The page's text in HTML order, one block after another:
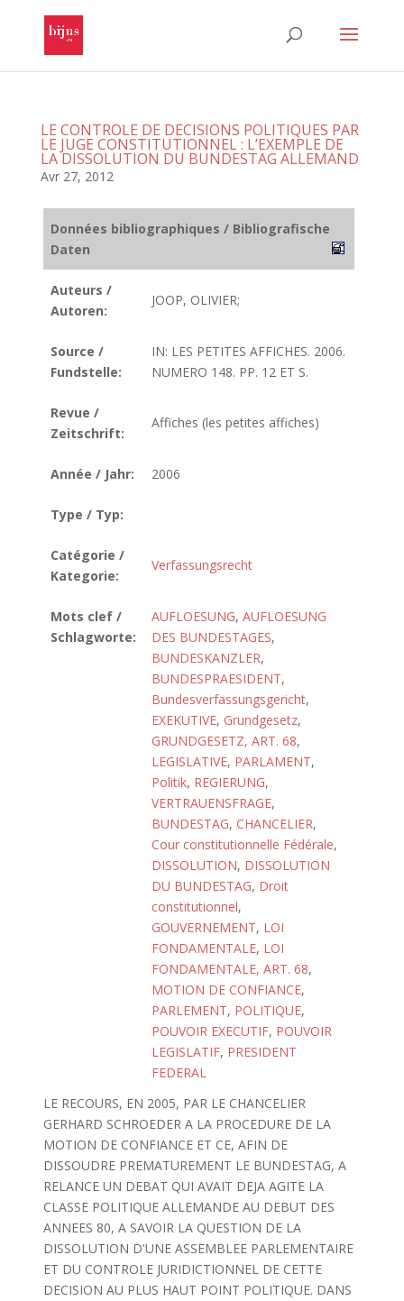
LE CONTROLE DE DECISIONS POLITIQUES PAR
LE JUGE CONSTITUTIONNEL : L’EXEMPLE DE
LA DISSOLUTION DU BUNDESTAG ALLEMAND
Avr 27, 2012
Données bibliographiques / Bibliografische
Daten
Auteurs /
Autoren:
JOOP, OLIVIER;
Source /
Fundstelle:
IN: LES PETITES AFFICHES. 2006.
NUMERO 148. PP. 12 ET S.
Revue /
Zeitschrift:
Affiches (les petites affiches)
Année / Jahr: 2006
Type / Typ:
Catégorie /
Kategorie:
Verfassungsrecht
Mots clef /
Schlagworte:
AUFLOESUNG, AUFLOESUNG
DES BUNDESTAGES,
BUNDESKANZLER,
BUNDESPRAESIDENT,
Bundesverfassungsgericht,
EXEKUTIVE, Grundgesetz,
GRUNDGESETZ, ART. 68,
LEGISLATIVE, PARLAMENT,
Politik, REGIERUNG,
VERTRAUENSFRAGE,
BUNDESTAG, CHANCELIER,
Cour constitutionnelle Fédérale,
DISSOLUTION, DISSOLUTION
DU BUNDESTAG, Droit
constitutionnel,
GOUVERNEMENT, LOI
FONDAMENTALE, LOI
FONDAMENTALE, ART. 68,
MOTION DE CONFIANCE,
PARLEMENT, POLITIQUE,
POUVOIR EXECUTIF, POUVOIR
LEGISLATIF, PRESIDENT
FEDERAL
LE RECOURS, EN 2005, PAR LE CHANCELIER
GERHARD SCHROEDER A LA PROCEDURE DE LA
MOTION DE CONFIANCE ET CE, AFIN DE
DISSOUDRE PREMATUREMENT LE BUNDESTAG, A
RELANCE UN DEBAT QUI AVAIT DEJA AGITE LA
CLASSE POLITIQUE ALLEMANDE AU DEBUT DES
ANNEES 80, A SAVOIR LA QUESTION DE LA
DISSOLUTION D'UNE ASSEMBLEE PARLEMENTAIRE
ET DU CONTROLE JURIDICTIONNEL DE CETTE
DECISION AU PLUS HAUT POINT POLITIQUE. DANS